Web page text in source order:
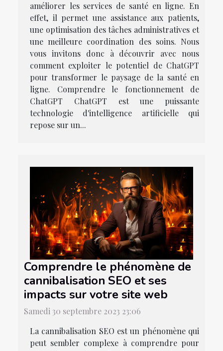
améliorer les services de santé en ligne. En
effet, il permet une assistance aux patients,
une optimisation des tâches administratives et
une meilleure coordination des soins. Nous
vous invitons donc à découvrir avec nous
comment exploiter le potentiel de ChatGPT
pour transformer le paysage de la santé en
ligne. Comprendre le fonctionnement de
ChatGPT ChatGPT est une puissante
technologie d'intelligence artificielle qui
repose sur un...
Comprendre le phénomène de
cannibalisation SEO et ses
impacts sur votre site web
Samedi 30 septembre 2023 23:06
La cannibalisation SEO est un phénomène qui
peut sembler complexe à comprendre pour